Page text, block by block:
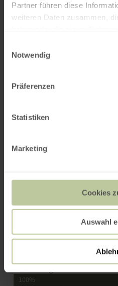
Partner führen diese
weiteren Daten zusammen,
Notwendig
Präferenzen
Statistiken
Marketing
Cookies
Auswahl
Werte basieren auf
„Tolle Ausstattung.“
100%
„Großartig bei Management und
100%